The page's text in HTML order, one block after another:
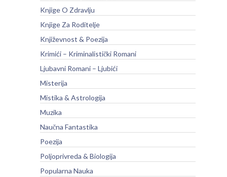
Knjige O Zdravlju
Knjige Za Roditelje
Književnost & Poezija
Krimići – Kriminalistički Romani
Ljubavni Romani – Ljubići
Misterija
Mistika & Astrologija
Muzika
Naučna Fantastika
Poezija
Poljoprivreda & Biologija
Popularna Nauka